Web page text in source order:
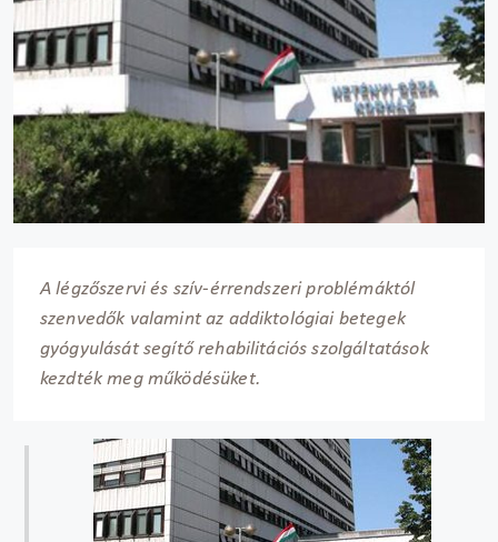
A légzőszervi és szív-érrendszeri problémáktól
szenvedők valamint az addiktológiai betegek
gyógyulását segítő rehabilitációs szolgáltatások
kezdték meg működésüket.